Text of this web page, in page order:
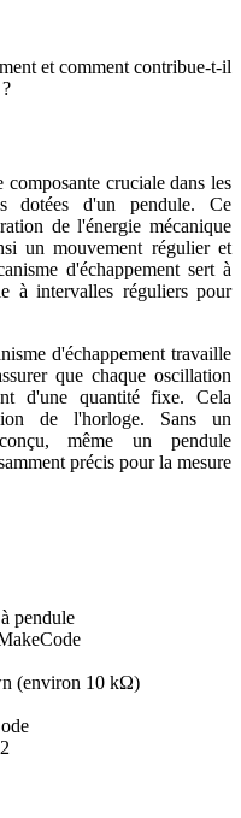
et comment contribue-t-il
cruciale dans les
dotées d'un pendule. Ce
de l'énergie mécanique
un mouvement régulier et
d'échappement sert à
à intervalles réguliers pour
d'échappement travaille
que chaque oscillation
d'une quantité fixe. Cela
de l'horloge. Sans un
même un pendule
précis pour la mesure
pendule
(environ 10 kΩ)